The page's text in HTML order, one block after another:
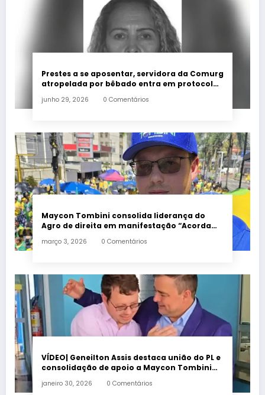
Prestes a se aposentar, servidora da Comurg
atropelada por bêbado entra em protocolo
junho 29, 2026 0 Comentários
Maycon Tombini consolida liderança do
Agro de direita em manifestação “Acorda
março 3, 2026 0 Comentários
VÍDEO| Geneilton Assis destaca união do PL e
consolidação de apoio a Maycon Tombini
janeiro 30, 2026 0 Comentários